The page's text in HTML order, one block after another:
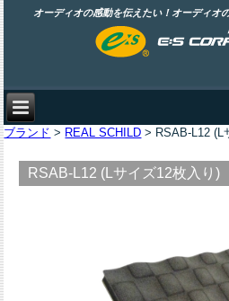
オーディオの感動を伝えたい！オーディオ
ブランド > REAL SCHILD > RSAB-L12 (L
RSAB-L12 (Lサイズ12枚入り)